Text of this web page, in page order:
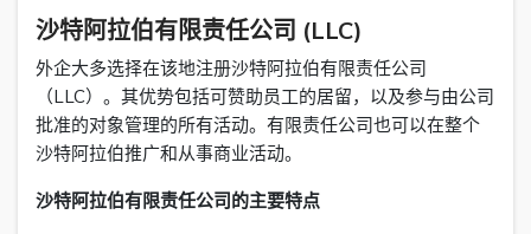
沙特阿拉伯有限责任公司 (LLC)
外企大多选择在该地注册沙特阿拉伯有限责任公司
（LLC）。其优势包括可赞助员工的居留，以及参与由公司
批准的对象管理的所有活动。有限责任公司也可以在整个
沙特阿拉伯推广和从事商业活动。
沙特阿拉伯有限责任公司的主要特点